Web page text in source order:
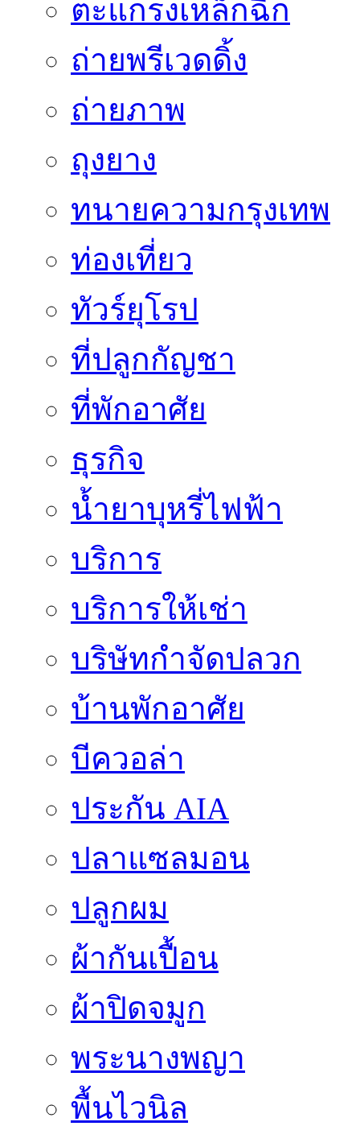
ตะแกรงเหล็กฉีก
ถ่ายพรีเวดดิ้ง
ถ่ายภาพ
ถุงยาง
ทนายความกรุงเทพ
ท่องเที่ยว
ทัวร์ยุโรป
ที่ปลูกกัญชา
ที่พักอาศัย
ธุรกิจ
น้ำยาบุหรี่ไฟฟ้า
บริการ
บริการให้เช่า
บริษัทกำจัดปลวก
บ้านพักอาศัย
บีควอล่า
ประกัน AIA
ปลาแซลมอน
ปลูกผม
ผ้ากันเปื้อน
ผ้าปิดจมูก
พระนางพญา
พื้นไวนิล